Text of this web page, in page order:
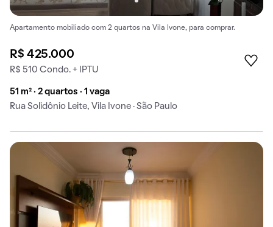
Apartamento mobiliado com 2 quartos na Vila Ivone, para comprar.
R$ 425.000
R$ 510 Condo. + IPTU
51 m² · 2 quartos · 1 vaga
Rua Solidônio Leite, Vila Ivone · São Paulo